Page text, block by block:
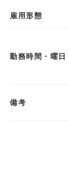
雇用形態
勤務時間・曜日
備考